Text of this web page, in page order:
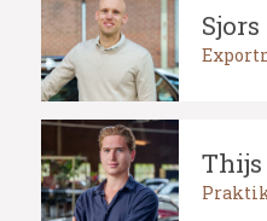
Sjors
Thijs